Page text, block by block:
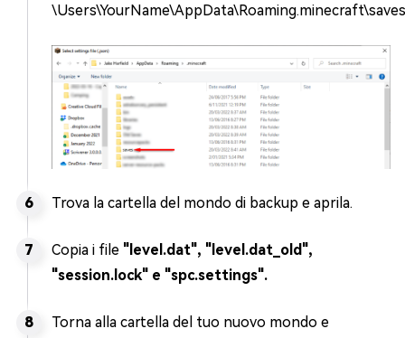
Trova la cartella del mondo di backup e aprila.
Copia i file "level.dat", "level.dat_old",
"session.lock" e "spc.settings".
Torna alla cartella del tuo nuovo mondo e